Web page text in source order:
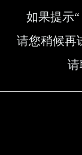
如果提示“
请您稍候再
请